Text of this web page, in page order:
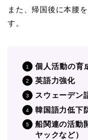
また、帰国後に本腰
す。
個人活動の育
英語力強化
スウェーデン
韓国語力低下
船関連の活動
ヤックなど）